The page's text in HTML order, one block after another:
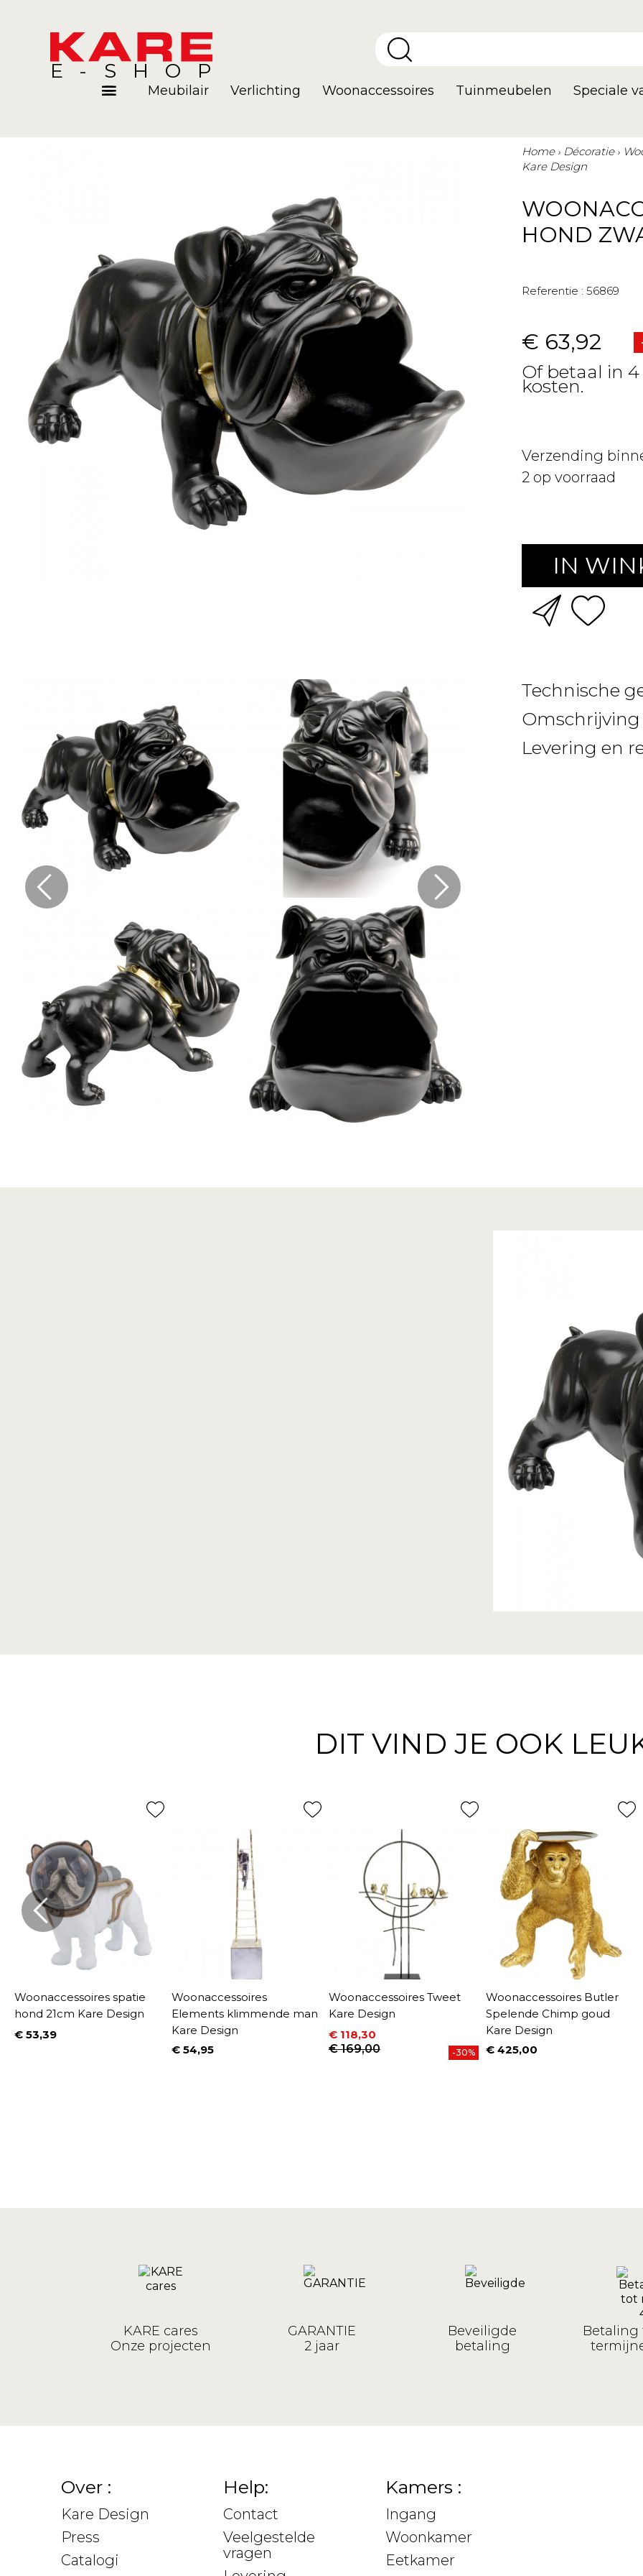
E-SHOP
Meubilair Verlichting Woonaccessoires Tuinmeubelen Speciale
Home Décoratie
Kare Design
HOND
Referentie : 56869
€ 63,92
Of betaal in
kosten.
Verzending
2 op voorraad
IN
Technische
Omschrijving
Levering en
DIT VIND JE OOK
Woonaccessoires spatie
hond 21cm Kare Design
Prijs
€ 53,39
Woonaccessoires
Elements klimmende man
Kare Design
Prijs
€ 54,95
Woonaccessoires Tweet
Kare Design
Prijs
€ 118,30
Normale prijs
€ 169,00 -30%
Woonaccessoires Butler
Spelende Chimp goud
Kare Design
Prijs
€ 425,00
KARE cares
Onze projecten
GARANTIE
2 jaar
Beveiligde
betaling
Betaling
Over :
Kare Design
Press
Catalogi
Help:
Contact
Veelgestelde
vragen
Kamers :
Ingang
Woonkamer
Eetkamer